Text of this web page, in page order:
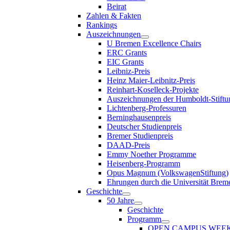
Beirat
Zahlen & Fakten
Rankings
Auszeichnungen
U Bremen Excellence Chairs
ERC Grants
EIC Grants
Leibniz-Preis
Heinz Maier-Leibnitz-Preis
Reinhart-Koselleck-Projekte
Auszeichnungen der Humboldt-
Lichtenberg-Professuren
Berninghausenpreis
Deutscher Studienpreis
Bremer Studienpreis
DAAD-Preis
Emmy Noether Programme
Heisenberg-Programm
Opus Magnum (VolkswagenStiftung)
Ehrungen durch die Universität
Geschichte
50 Jahre
Geschichte
Programm
OPEN CAMPUS